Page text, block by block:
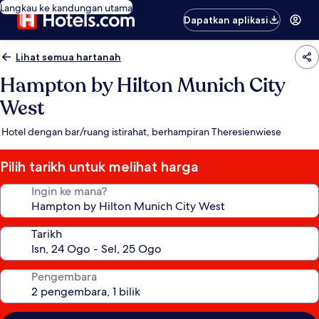
Langkau ke kandungan utama
Dapatkan aplikasi
Lihat semua hartanah
Hampton by Hilton Munich City
West
Hotel dengan bar/ruang istirahat, berhampiran Theresienwiese
Pilih tarikh untuk melihat harga
Ingin ke mana?
Tarikh
Pengembara